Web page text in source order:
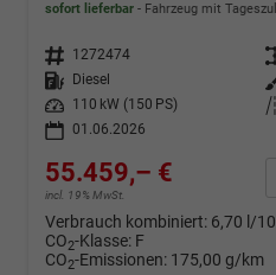
sofort lieferbar Fahrzeug mit
Fahrzeugnr. 1272474
Kraftstoff
Diesel
Leistung
110 kW (150 PS)
01.06.2026
55.459,– €
incl. 19% MwSt.
Verbrauch kombiniert: 6,70 l/
CO2-Klasse: F
CO2-Emissionen: 175,00 g/km